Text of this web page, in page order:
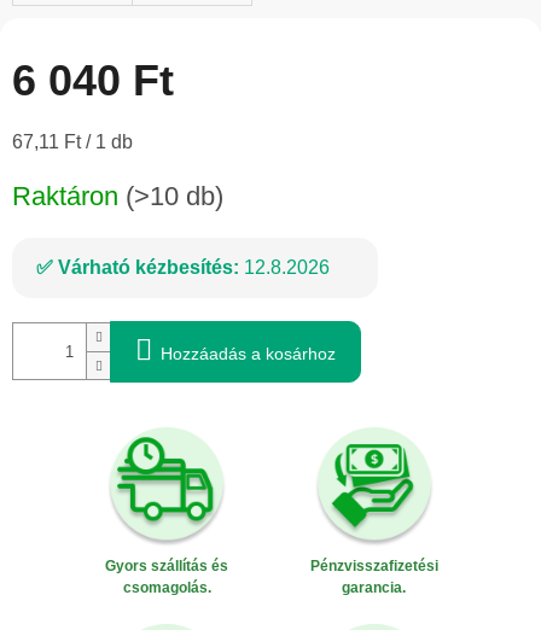
6 040 Ft
Egységár:
67,11 Ft / 1 db
Raktáron (>10 db)
Várható kézbesítés: 12.8.2026
Hozzáadás a kosárhoz
Gyors szállítás és
csomagolás.
Pénzvisszafizetési
garancia.